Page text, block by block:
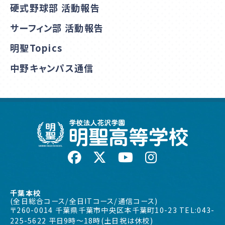
硬式野球部 活動報告
サーフィン部 活動報告
明聖Topics
中野キャンパス通信
千葉本校
(全日総合コース/全日ITコース/通信コース)
〒260-0014 千葉県千葉市中央区本千葉町10-23 TEL:043-
225-5622 平日9時〜18時(土日祝は休校)